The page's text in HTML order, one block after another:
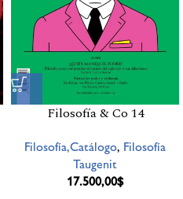
Filosofía & Co 14
Filosofía,Catálogo, Filosofía
Taugenit
17.500,00$